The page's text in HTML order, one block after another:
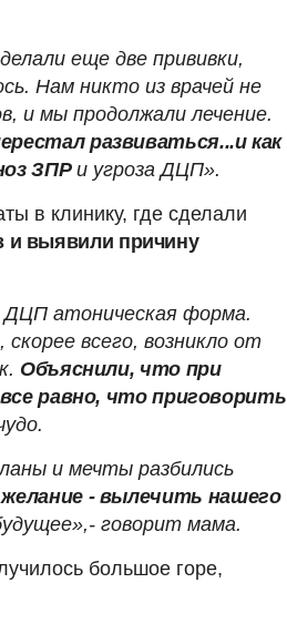
еще две прививки,
Нам никто из врачей не
и мы продолжали лечение.
развиваться...и как
ЗПРи угроза ДЦП».
в клинику, где сделали
и выявили причину
ДЦП атоническая форма.
всего, возникло от
Объяснили, что при
равно, что приговорить
и мечты разбились
- вылечить нашего
говорит мама.
большое горе,